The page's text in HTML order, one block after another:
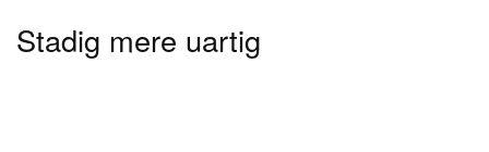
Stadig mere uartig